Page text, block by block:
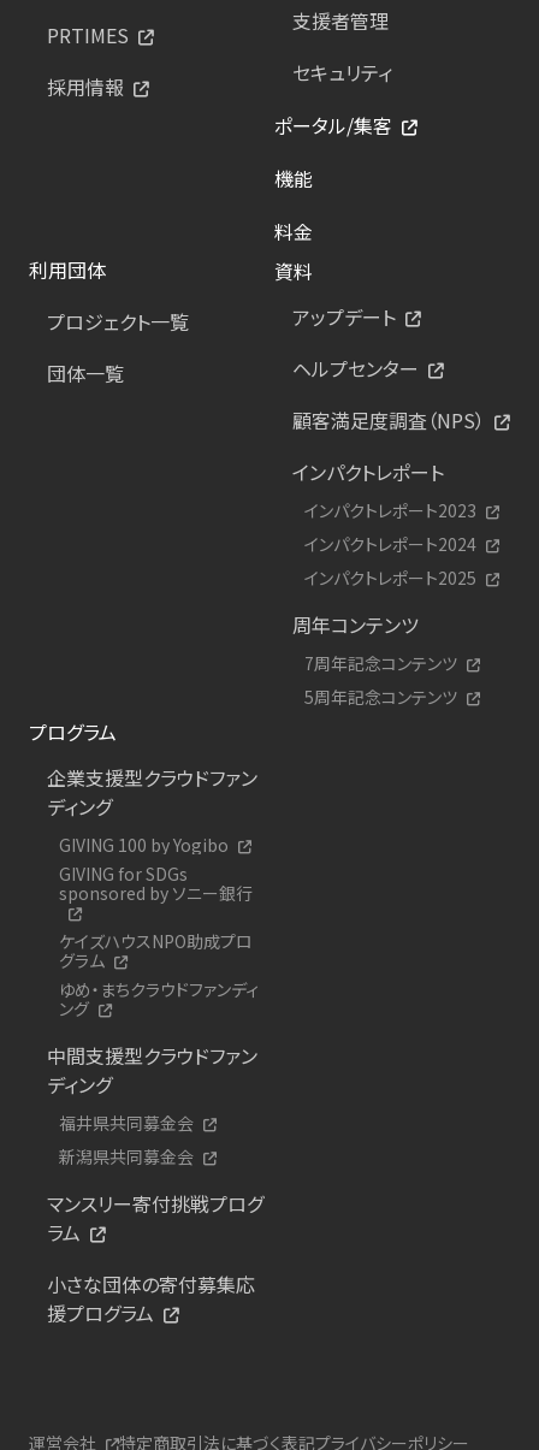
PRTIMES
採用情報
支援者管理
セキュリティ
ポータル/集客
機能
料金
利用団体
プロジェクト一覧
団体一覧
資料
アップデート
ヘルプセンター
顧客満足度調査（NPS）
インパクトレポート
インパクトレポート2023
インパクトレポート2024
インパクトレポート2025
周年コンテンツ
7周年記念コンテンツ
5周年記念コンテンツ
プログラム
企業支援型クラウドファン
ディング
GIVING 100 by Yogibo
GIVING for SDGs
sponsored by ソニー銀行
ケイズハウスNPO助成プロ
グラム
ゆめ・まちクラウドファンディ
ング
中間支援型クラウドファン
ディング
福井県共同募金会
新潟県共同募金会
マンスリー寄付挑戦プログ
ラム
小さな団体の寄付募集応
援プログラム
運営会社 特定商取引法に基づく表記プライバシーポリシー